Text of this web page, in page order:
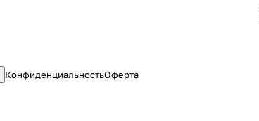
КонфиденциальностьОферта